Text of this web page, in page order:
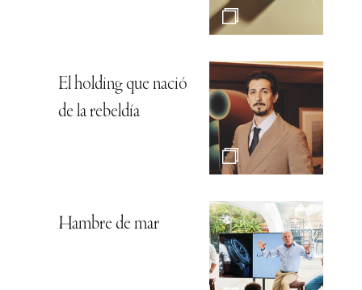
El holding que nació
de la rebeldía
Hambre de mar